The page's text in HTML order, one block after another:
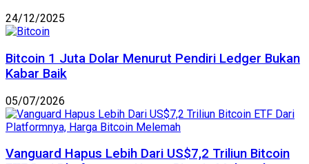
24/12/2025
Bitcoin 1 Juta Dolar Menurut Pendiri Ledger Bukan
Kabar Baik
05/07/2026
Vanguard Hapus Lebih Dari US$7,2 Triliun Bitcoin